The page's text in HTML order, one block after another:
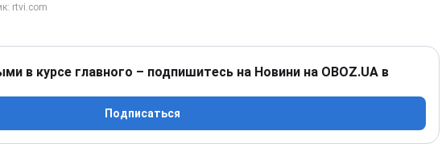
в курсе главного – подпишитесь на Новини на OBOZ.UA в
Подписаться